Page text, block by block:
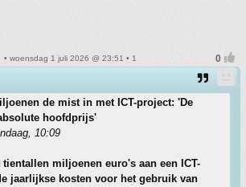
• woensdag 1 juli 2026 @ 23:51 • 1
de mist in met ICT-project: 'De
hoofdprijs'
10:09
tientallen miljoenen euro's aan een ICT-
jaarlijkse kosten voor het gebruik van